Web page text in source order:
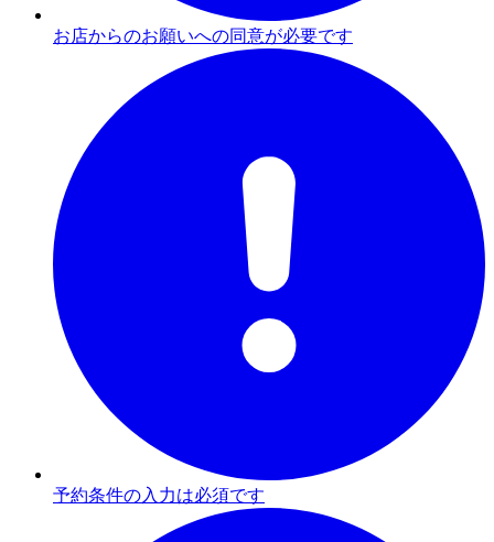
お店からのお願いへの同意が必要です
予約条件の入力は必須です